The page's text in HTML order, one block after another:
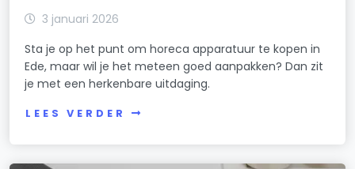
3 januari 2026
Sta je op het punt om horeca apparatuur te kopen in
Ede, maar wil je het meteen goed aanpakken? Dan zit
je met een herkenbare uitdaging.
LEES VERDER